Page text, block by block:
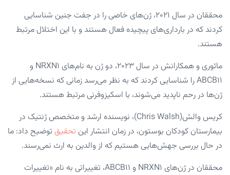
محققان در سال ۲۰۲۱، ژن‌های خاصی را در جفت جنین شناسایی
کردند که در بارداری‌های پیچیده فعال هستند و با این اختلال مرتبط
هستند.
مائوری و همکارانش در سال ۲۰۲۳، دو ژن به نام‌های NRXN۱ و
ABCB۱۱ را شناسایی کردند که به نظر می‌رسد زمانی که نسخه‌هایی از
ژن‌ها در رحم ناپدید می‌شوند، با اسکیزوفرنی مرتبط هستند.
کریس والش(Chris Walsh)، نویسنده ارشد و متخصص ژنتیک در
بیمارستان کودکان بوستون، در زمان انتشار این تحقیق توضیح داد: ما
در حال بررسی جهش‌هایی هستیم که از والدین به ارث نمی‌رسند.
محققان در ژن‌های NRXN۱ و ABCB۱۱، تغییراتی به نام «تغییرات